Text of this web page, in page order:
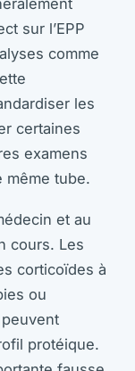
sur l’EPP
comme
les
certaines
examens
même tube.
et au
cours. Les
corticoïdes à
ou
protéique.